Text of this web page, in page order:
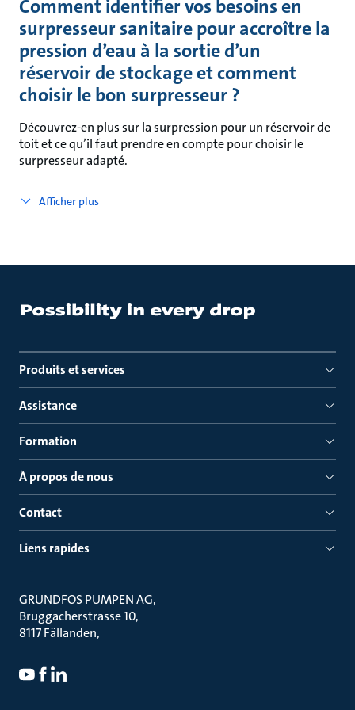
Comment identifier vos besoins en
surpresseur sanitaire pour accroître la
pression d’eau à la sortie d’un
réservoir de stockage et comment
choisir le bon surpresseur ?
Découvrez-en plus sur la surpression pour un réservoir de
toit et ce qu’il faut prendre en compte pour choisir le
surpresseur adapté.
Afficher plus
Produits et services
Assistance
Formation
À propos de nous
Contact
Liens rapides
GRUNDFOS PUMPEN AG
Bruggacherstrasse 10
8117 Fällanden